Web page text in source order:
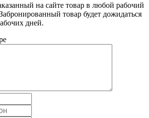
на сайте товар в любой рабочий
товар будет дожидаться
дней.